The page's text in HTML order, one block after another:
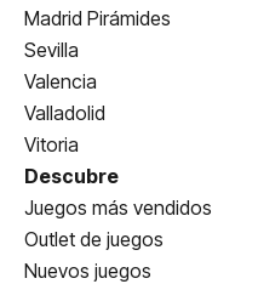
Madrid Pirámides
Sevilla
Valencia
Valladolid
Vitoria
Descubre
Juegos más vendidos
Outlet de juegos
Nuevos juegos